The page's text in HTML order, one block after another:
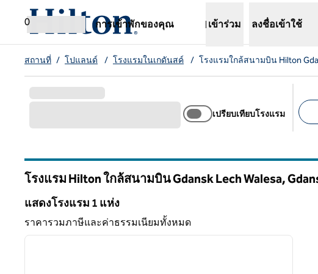
ข้ามไปที่เนื้อหา
0
การเข้าพักของคุณ เข้าร่วม ลงชื่อเข้าใช้
สถานที่ / โปแลนด์ / โรงแรมในเกดันสค์ / โรงแรมใกล้สนามบิน Hilton
เปรียบเทียบโรงแรม
โรงแรม Hilton ใกล้สนามบิน Gdansk Lech Walesa,
แสดงโรงแรม 1 แห่ง
แสดงโรงแรม 1 แห่ง
ราคารวมภาษีและค่าธรรมเนียมทั้งหมด
1 จาก 12
ภาพถัดไป